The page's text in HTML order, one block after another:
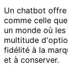
Un chatbot offre
comme celle
un monde où
multitude
fidélité à la
et à conserver.